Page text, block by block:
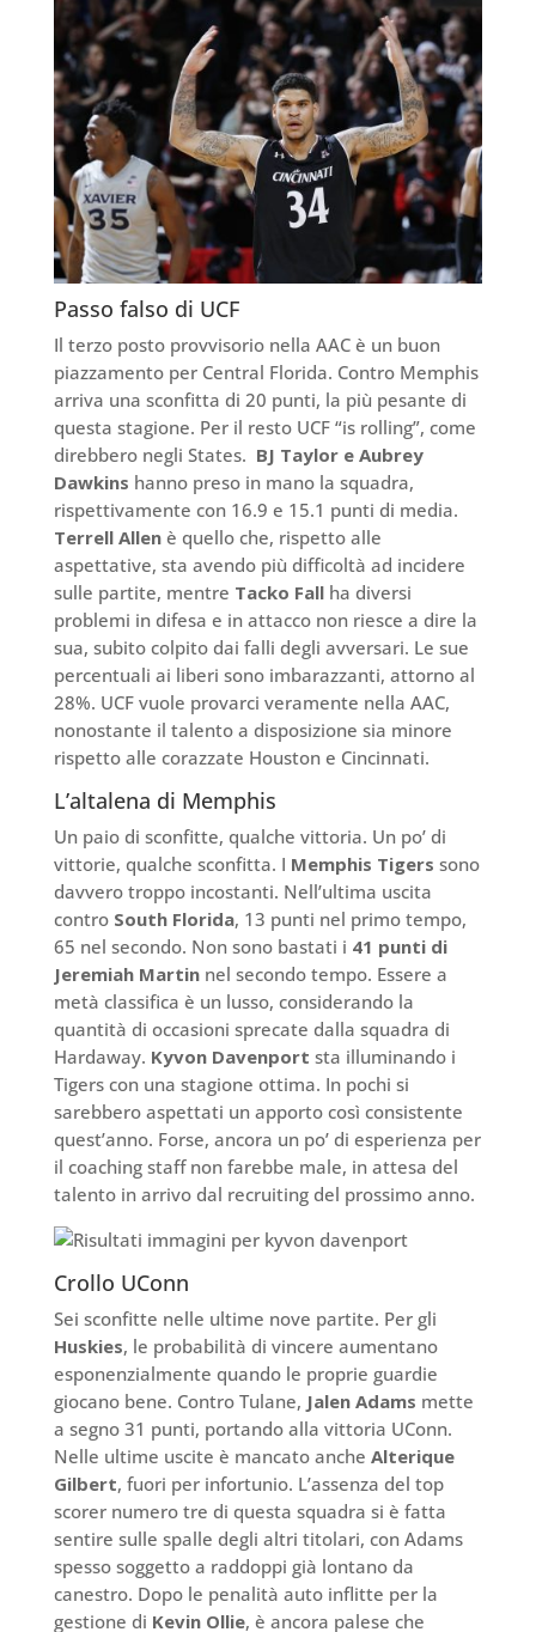
Passo falso di UCF
Il terzo posto provvisorio nella AAC è un buon
piazzamento per Central Florida. Contro Memphis
arriva una sconfitta di 20 punti, la più pesante di
questa stagione. Per il resto UCF “is rolling”, come
direbbero negli States. BJ Taylor e Aubrey
Dawkins hanno preso in mano la squadra,
rispettivamente con 16.9 e 15.1 punti di media.
Terrell Allenè quello che, rispetto alle
aspettative, sta avendo più difficoltà ad incidere
sulle partite, mentre Tacko Fallha diversi
problemi in difesa e in attacco non riesce a dire la
sua, subito colpito dai falli degli avversari. Le sue
percentuali ai liberi sono imbarazzanti, attorno al
28%. UCF vuole provarci veramente nella AAC,
nonostante il talento a disposizione sia minore
rispetto alle corazzate Houston e Cincinnati.
L’altalena di Memphis
Un paio di sconfitte, qualche vittoria. Un po’ di
vittorie, qualche sconfitta. I Memphis Tigers sono
davvero troppo incostanti. Nell’ultima uscita
contro South Florida, 13 punti nel primo tempo,
65 nel secondo. Non sono bastati i 41 punti di
Jeremiah Martinnel secondo tempo. Essere a
metà classifica è un lusso, considerando la
quantità di occasioni sprecate dalla squadra di
Hardaway. Kyvon Davenport sta illuminando i
Tigers con una stagione ottima. In pochi si
sarebbero aspettati un apporto così consistente
quest’anno. Forse, ancora un po’ di esperienza per
il coaching staff non farebbe male, in attesa del
talento in arrivo dal recruiting del prossimo anno.
Crollo UConn
Sei sconfitte nelle ultime nove partite. Per gli
Huskies, le probabilità di vincere aumentano
esponenzialmente quando le proprie guardie
giocano bene. Contro Tulane, Jalen Adams mette
a segno 31 punti, portando alla vittoria UConn.
Nelle ultime uscite è mancato anche Alterique
Gilbert, fuori per infortunio. L’assenza del top
scorer numero tre di questa squadra si è fatta
sentire sulle spalle degli altri titolari, con Adams
spesso soggetto a raddoppi già lontano da
canestro. Dopo le penalità auto inflitte per la
gestione di Kevin Ollie, è ancora palese che